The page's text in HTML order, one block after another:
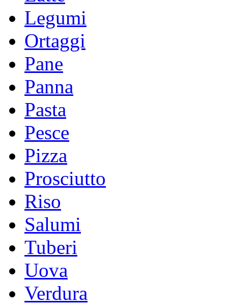
Legumi
Ortaggi
Pane
Panna
Pasta
Pesce
Pizza
Prosciutto
Riso
Salumi
Tuberi
Uova
Verdura